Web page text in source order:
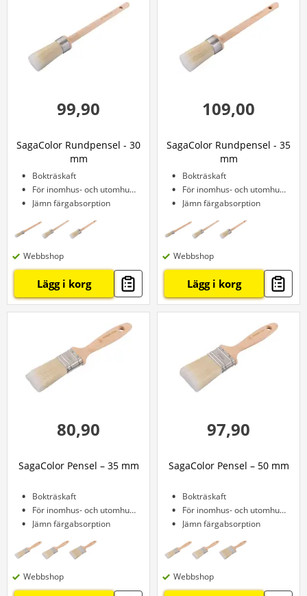
99,90
SagaColor Rundpensel - 30
mm
Bokträskaft
För inomhus- och utomhusbruk
Jämn färgabsorption
Webbshop
Lägg i korg
109,00
SagaColor Rundpensel - 35
mm
Bokträskaft
För inomhus- och utomhusbruk
Jämn färgabsorption
Webbshop
Lägg i korg
80,90
SagaColor Pensel – 35 mm
Bokträskaft
För inomhus- och utomhusbruk
Jämn färgabsorption
Webbshop
97,90
SagaColor Pensel – 50 mm
Bokträskaft
För inomhus- och utomhusbruk
Jämn färgabsorption
Webbshop